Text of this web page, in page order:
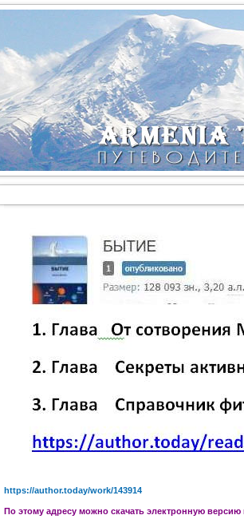
https://author.today/work/143914
По этому адресу можно скачать электронную версию